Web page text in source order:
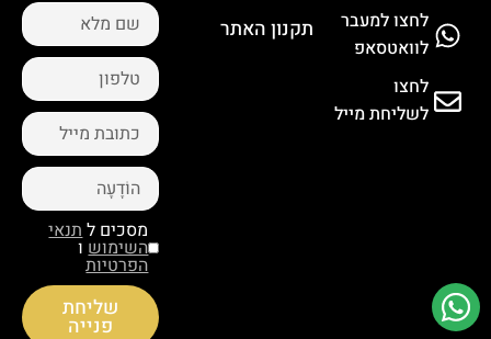
מסכים לתנאי
השימושו
הפרטיות
שליחת
פנייה
תקנון האתר
לחצו למעבר
לוואטסאפ
לחצו
לשליחת מייל